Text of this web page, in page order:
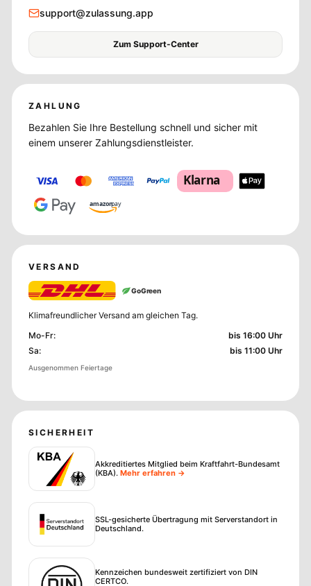
support@zulassung.app
Zum Support-Center
ZAHLUNG
Bezahlen Sie Ihre Bestellung schnell und sicher mit
einem unserer Zahlungsdienstleister.
Klarna
amazonpay
VERSAND
GoGreen
Klimafreundlicher Versand am gleichen Tag.
Mo-Fr:
bis 16:00 Uhr
Sa: bis 11:00 Uhr
Ausgenommen Feiertage
SICHERHEIT
Akkreditiertes Mitglied beim Kraftfahrt-Bundesamt
(KBA). Mehr erfahren →
SSL-gesicherte Übertragung mit Serverstandort in
Deutschland.
Kennzeichen bundesweit zertifiziert von DIN
CERTCO.